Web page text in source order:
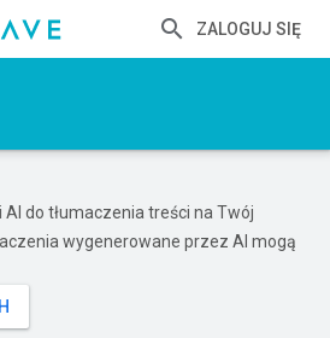
ZALOGUJ SIĘ
do tłumaczenia treści na Twój
wygenerowane przez AI mogą